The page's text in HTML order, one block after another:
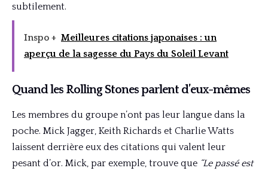
subtilement.
Inspo + Meilleures citations japonaises : un
aperçu de la sagesse du Pays du Soleil Levant
Quand les Rolling Stones parlent d’eux-mêmes
Les membres du groupe n’ont pas leur langue dans la
poche. Mick Jagger, Keith Richards et Charlie Watts
laissent derrière eux des citations qui valent leur
pesant d’or. Mick, par exemple, trouve que “Le passé est